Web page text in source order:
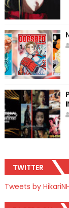
TWITTER
Tweets by